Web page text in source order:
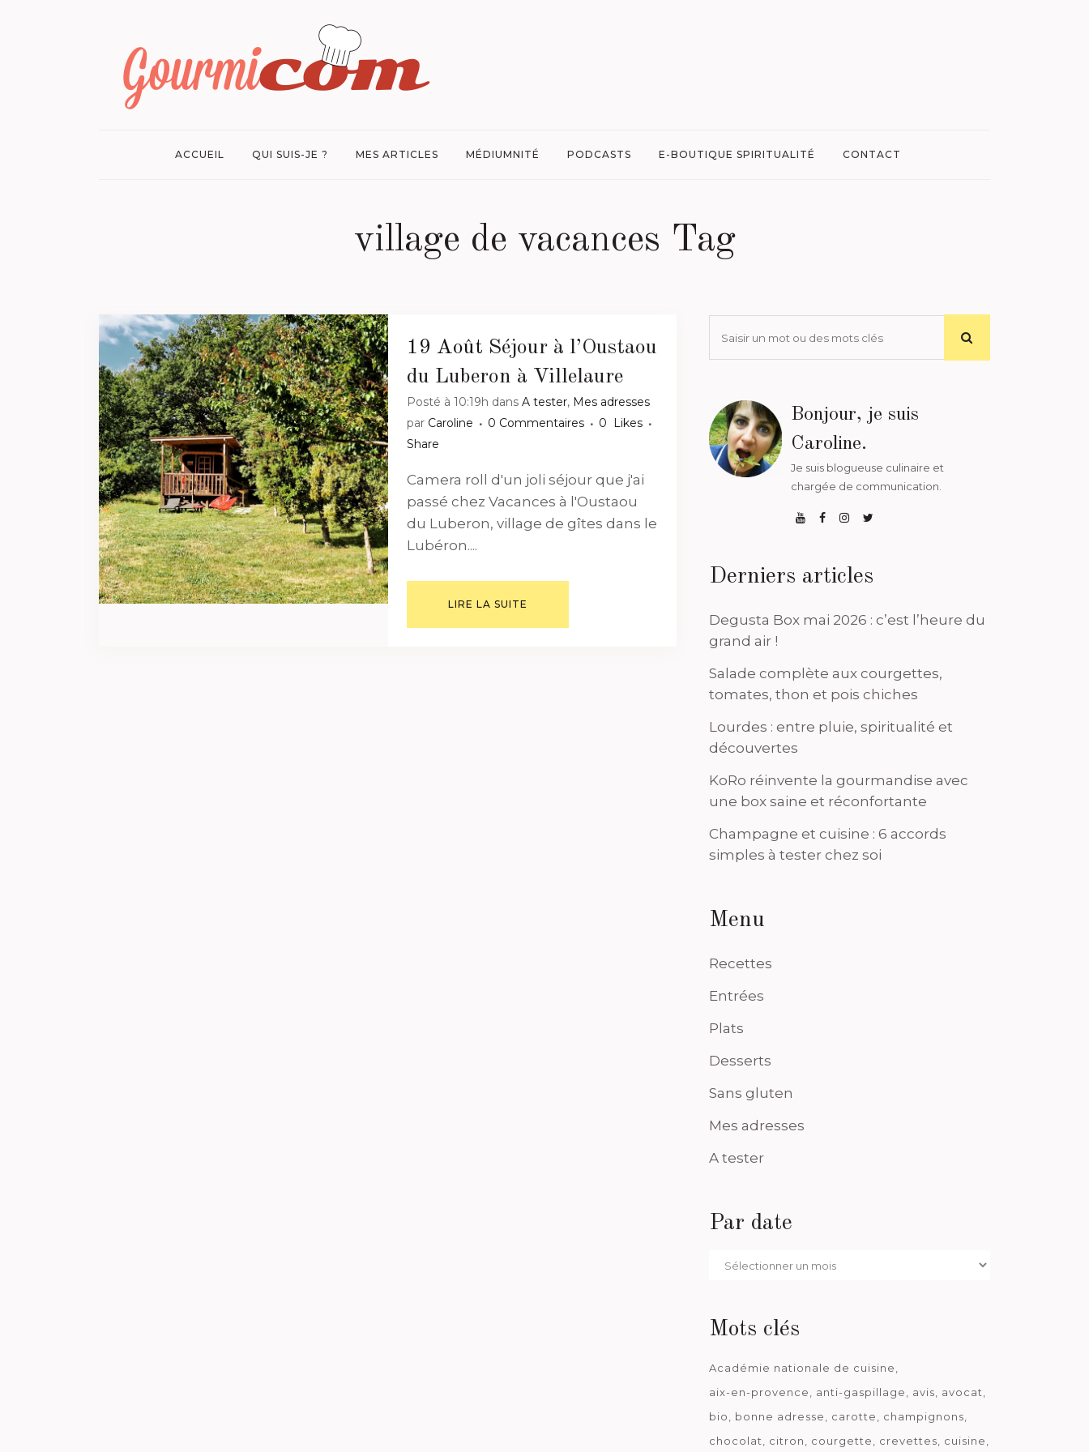
ACCUEIL QUI SUIS-JE ? MES ARTICLES MÉDIUMNITÉ PODCASTS E-BOUTIQUE SPIRITUALITÉ CONTACT
village de vacances Tag
19 Août Séjour à l’Oustaou
du Luberon à Villelaure
Posté à 10:19h dans A tester, Mes adresses
par Caroline 0 Commentaires 0
Likes
Share
Camera roll d'un joli séjour que j'ai
passé chez Vacances à l'Oustaou
du Luberon, village de gîtes dans le
Lubéron....
LIRE LA SUITE
Bonjour, je suis
Caroline.
Je suis blogueuse culinaire et
chargée de communication.
Derniers articles
Degusta Box mai 2026 : c’est l’heure du
grand air !
Salade complète aux courgettes,
tomates, thon et pois chiches
Lourdes : entre pluie, spiritualité et
découvertes
KoRo réinvente la gourmandise avec
une box saine et réconfortante
Champagne et cuisine : 6 accords
simples à tester chez soi
Menu
Recettes
Entrées
Plats
Desserts
Sans gluten
Mes adresses
A tester
Par date
Par
Mots clés
Académie nationale de cuisine
aix-en-provence
anti-gaspillage avis
avocat
bio
bonne adresse carotte
champignons
chocolat
citron courgette crevettes
cuisine